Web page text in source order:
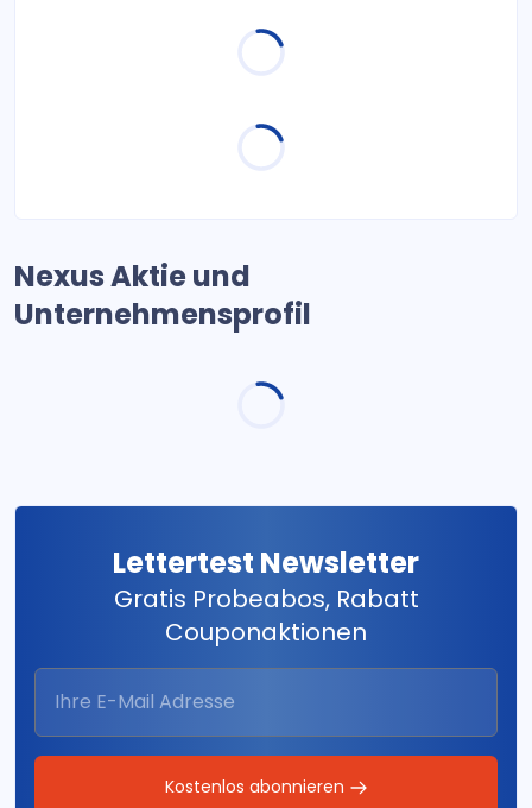
Nexus Aktie und
Unternehmensprofil
Lettertest Newsletter
Gratis Probeabos, Rabatt
Couponaktionen
Kostenlos abonnieren